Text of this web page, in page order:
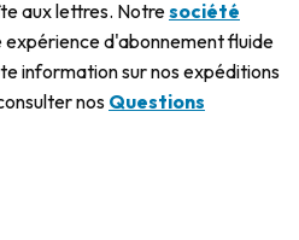
aux lettres. Notresociété
expérience d'abonnement fluide
information sur nos expéditions
nos Questions